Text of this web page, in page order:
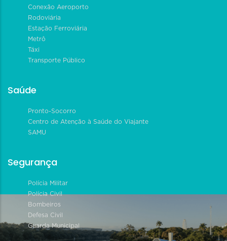
Conexão Aeroporto
Rodoviária
Estação Ferroviária
Metrô
Táxi
Transporte Público
Saúde
Pronto-Socorro
Centro de Atenção à Saúde do Viajante
SAMU
Segurança
Polícia Militar
Polícia Civil
Bombeiros
Defesa Civil
Guarda Municipal